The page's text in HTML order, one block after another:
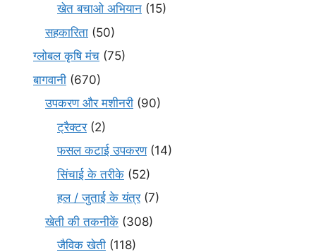
खेत बचाओ अभियान (15)
सहकारिता (50)
ग्लोबल कृषि मंच (75)
बागवानी (670)
उपकरण और मशीनरी (90)
ट्रैक्टर(2)
फसल कटाई उपकरण(14)
सिंचाई के तरीके (52)
हल / जुताई के यंत्र(7)
खेती की तकनीकें (308)
जैविक खेती (118)